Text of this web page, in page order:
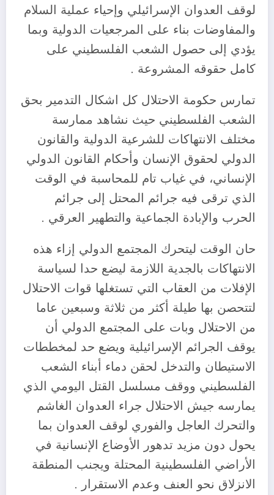
لوقف العدوان الإسرائيلي وإحياء عملية السلام
والمفاوضات بناء على المرجعيات الدولية وبما
يؤدي إلى حصول الشعب الفلسطيني على
كامل حقوقه المشروعة .
تمارس حكومة الاحتلال كل اشكال التدمير بحق
الشعب الفلسطيني حيث نشاهد ممارسة
مختلف الانتهاكات للشرعية الدولية والقانون
الدولي لحقوق الإنسان وأحكام القانون الدولي
الإنساني، في غياب تام للمحاسبة في الوقت
الذي ترقى فيه جرائم المحتل إلى جرائم
الحرب والإبادة الجماعية والتطهير العرقي .
حان الوقت ليتحرك المجتمع الدولي إزاء هذه
الانتهاكات بالجدية اللازمة ليضع حدا لسياسة
الإفلات من العقاب التي تستغلها قوات الاحتلال
لتتحصن بها طيلة أكثر من ثلاثة وسبعين عاما
من الاحتلال وبات على المجتمع الدولي أن
يوقف الجرائم الإسرائيلية ويضع حد لمخططات
الاستيطان والتدخل لحقن دماء أبناء الشعب
الفلسطيني ووقف مسلسل القتل اليومي الذي
يمارسه جيش الاحتلال جراء العدوان الغاشم
والتحرك العاجل والفوري لوقف العدوان بما
يحول دون مزيد تدهور الأوضاع الإنسانية في
الأراضي الفلسطينية المحتلة ويجنب المنطقة
الانزلاق نحو العنف وعدم الاستقرار .